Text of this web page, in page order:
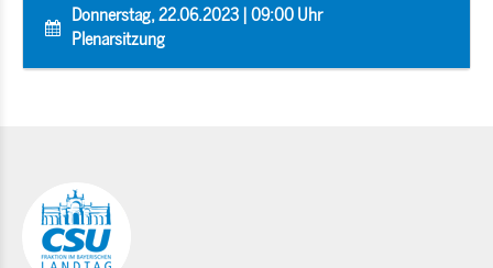
Donnerstag, 22.06.2023 | 09:00 Uhr
Plenarsitzung